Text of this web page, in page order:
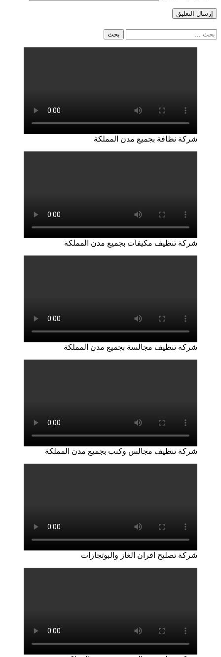
البحث
عن:
شركة نظافة بجميع مدن المملكة
شركة تنظيف مكيفات بجميع مدن المملكة
شركة تنظيف مجالسة بجميع مدن المملكة
شركة تنظيف مجالس وكنب بجميع مدن المملكة
شركة تصليح افران الغاز والبوتجازات